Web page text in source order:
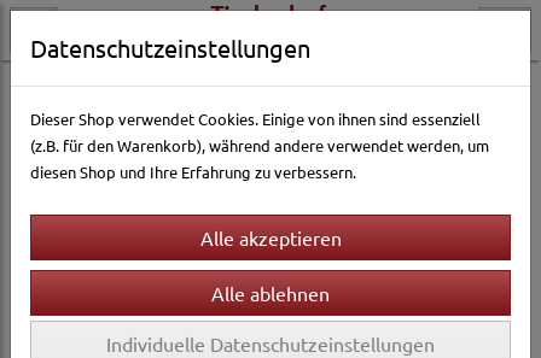
Hundewelt Hundesnacks Classic Trockenware
Sortierung wählen
Filter
Datenschutzeinstellungen
Dieser Shop verwendet Cookies. Einige von ihnen sind essenziell
(z.B. für den Warenkorb), während andere verwendet werden, um
diesen Shop und Ihre Erfahrung zu verbessern.
Individuelle Datenschutzeinstellungen